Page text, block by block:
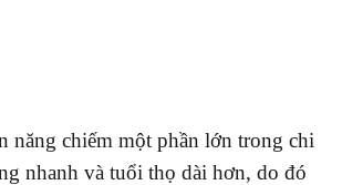
năng chiếm một phần lớn trong chi
nhanh và tuổi thọ dài hơn, do đó